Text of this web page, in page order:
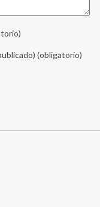
(obligatorio)